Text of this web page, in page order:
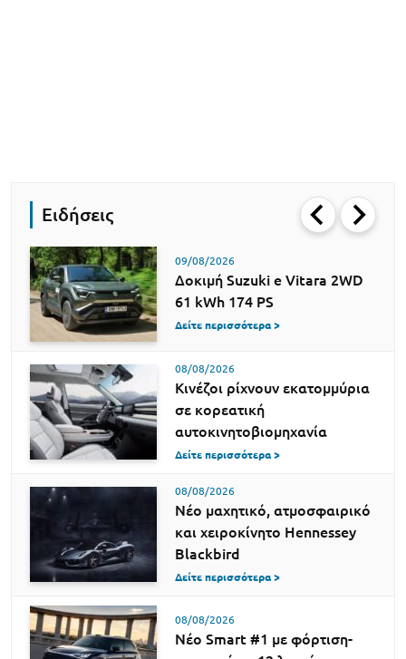
Ειδήσεις
09/08/2026
Δοκιμή Suzuki e Vitara 2WD
61 kWh 174 PS
Δείτε περισσότερα >
08/08/2026
Κινέζοι ρίχνουν εκατομμύρια
σε κορεατική
αυτοκινητοβιομηχανία
Δείτε περισσότερα >
08/08/2026
Νέο μαχητικό, ατμοσφαιρικό
και χειροκίνητο Hennessey
Blackbird
Δείτε περισσότερα >
08/08/2026
Νέο Smart #1 με φόρτιση-